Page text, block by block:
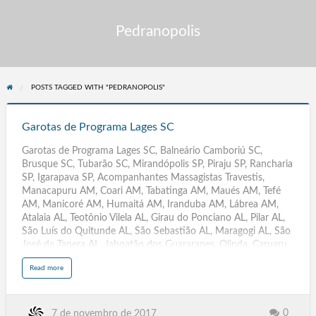
Pedranopolis
POSTS TAGGED WITH "PEDRANOPOLIS"
Lages
Garotas de Programa Lages SC
Garotas de Programa Lages SC, Balneário Camboriú SC,
Brusque SC, Tubarão SC, Mirandópolis SP, Piraju SP, Rancharia
SP, Igarapava SP, Acompanhantes Massagistas Travestis,
Manacapuru AM, Coari AM, Tabatinga AM, Maués AM, Tefé
AM, Manicoré AM, Humaitá AM, Iranduba AM, Lábrea AM,
Atalaia AL, Teotônio Vilela AL, Girau do Ponciano AL, Pilar AL,
São Luís do Quitunde AL, São Sebastião AL, Maragogi AL, São
José da Tapera AL, Jaboatão dos Guararapes, Olinda, Caruaru,
Paulista, Petrolina, Cabo de Santo Agostinho, Camaragibe,
Vitória de Santo Antão, Garanhuns, São Lourenço da Mata,
Arcoverde, Ouricuri, Escada, Pesqueira, Palmares, Surubim,
Read morea
t
a
7 de novembro de 2017 0